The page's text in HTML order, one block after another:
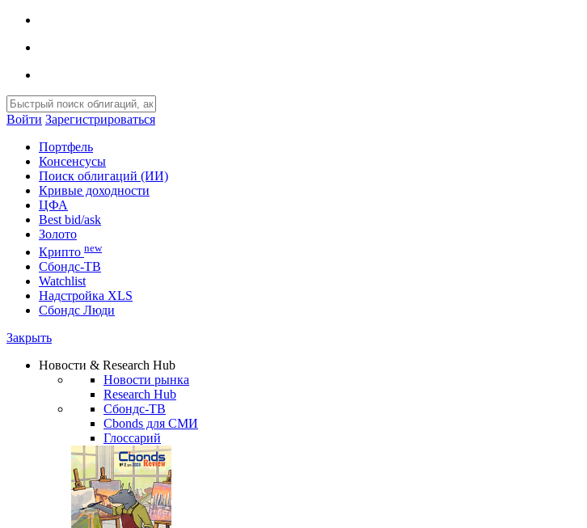
Войти Зарегистрироваться
Портфель
Консенсусы
Поиск облигаций (ИИ)
Кривые доходности
ЦФА
Best bid/ask
Золото
Крипто new
Сбондс-ТВ
Watchlist
Надстройка XLS
Сбондс Люди
Закрыть
Новости & Research Hub
Новости рынка
Research Hub
Сбондс-ТВ
Cbonds для СМИ
Глоссарий